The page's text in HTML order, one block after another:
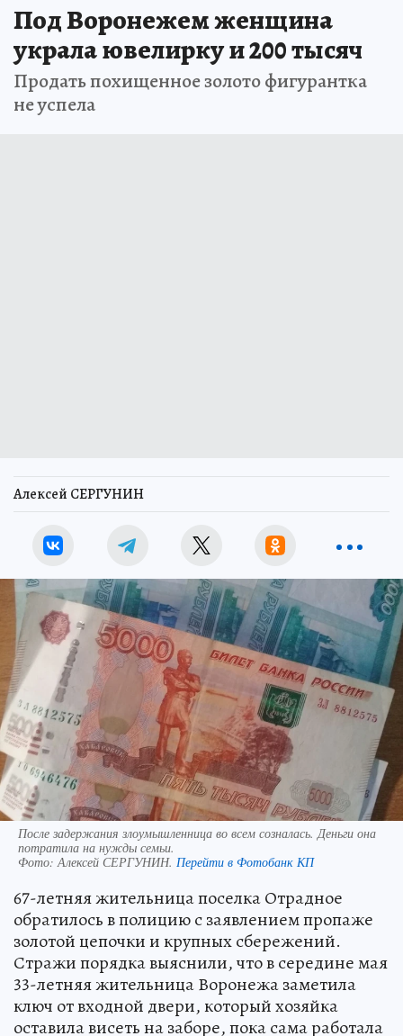
Под Воронежем женщина
украла ювелирку и 200 тысяч
Продать похищенное золото фигурантка
не успела
Алексей СЕРГУНИН
После задержания злоумышленница во всем созналась. Деньги она
потратила на нужды семьи.
Фото: Алексей СЕРГУНИН. Перейти в Фотобанк КП
67-летняя жительница поселка Отрадное
обратилось в полицию с заявлением пропаже
золотой цепочки и крупных сбережений.
Стражи порядка выяснили, что в середине мая
33-летняя жительница Воронежа заметила
ключ от входной двери, который хозяйка
оставила висеть на заборе, пока сама работала